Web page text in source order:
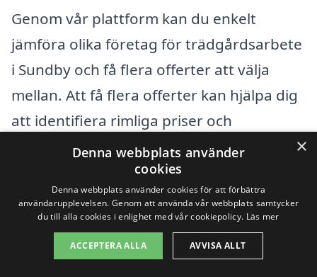
Genom vår plattform kan du enkelt
jämföra olika företag för trädgårdsarbete
i Sundby och få flera offerter att välja
mellan. Att få flera offerter kan hjälpa dig
att identifiera rimliga priser och
säkerställa att du får bra kvalitet på
arbetet. Kom ihåg att alltid kommunicera
tydligt om dina behov och förväntningar
för att få bästa möjliga service och pris.
×
Denna webbplats använder
cookies
Denna webbplats använder cookies för att förbättra
användarupplevelsen. Genom att använda vår webbplats samtycker
du till alla cookies i enlighet med vår cookiepolicy. Läs mer
ACCEPTERA ALLA AVVISA ALLT